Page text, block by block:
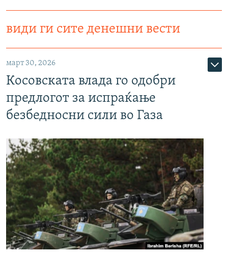
види ги сите денешни вести
март 30, 2026
Косовската влада го одобри
предлогот за испраќање
безбедносни сили во Газа